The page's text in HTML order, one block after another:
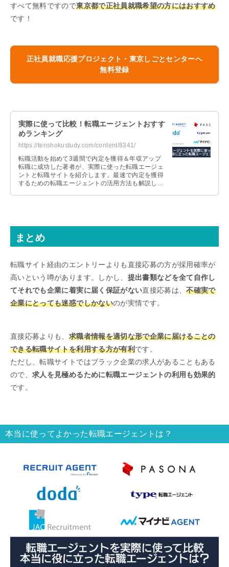
すべて無料ですので東京都で正社員就職希望の方にはおすすめ
です！
正社員就職応援プロジェクト・東京しごとセンターへ
無料登録
実際に使って比較！転職エージェントおすす
めランキング
https://tenshokustudy.com/content/8341/
転職活動を始めて3週間で内定を獲得＆年収アップ
転職に成功した著者が、実際に使った転職エージェ
ントと転職サイトを紹介します。最速で内定を獲得
するための転職エージェントの活用方法も解説しま
まとめ
転職サイト経由のエントリーよりも直接応募の方が採用確率が
高いという噂があります。しかし、 提出書類などを全て自作し
てそれでも企業に着実に届く保証がない直接応募は、不確実で
企業にとっても迷惑でしかないのが実情です。
直接応募よりも、 求職者情報を適切な形で企業に届けることの
できる転職サイトを利用する方が有利です。
ただし、転職サイトではブラック企業の求人があることもある
ので、求人を見極めるために転職エージェントの利用も効果的
です。
本当に使ってよかった転職エージェントは？